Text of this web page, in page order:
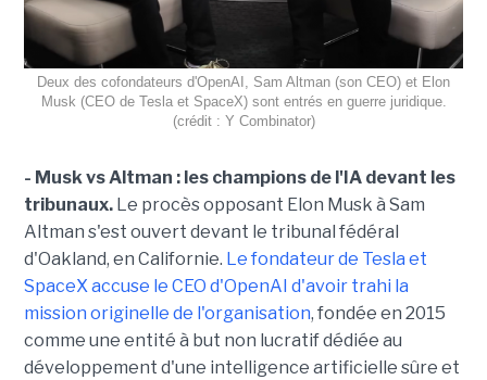
Deux des cofondateurs d'OpenAI, Sam Altman (son CEO) et Elon
Musk (CEO de Tesla et SpaceX) sont entrés en guerre juridique.
(crédit : Y Combinator)
- Musk vs Altman : les champions de l'IA devant les
tribunaux.Le procès opposant Elon Musk à Sam
Altman s'est ouvert devant le tribunal fédéral
d'Oakland, en Californie. Le fondateur de Tesla et
SpaceX accuse le CEO d'OpenAI d'avoir trahi la
mission originelle de l'organisation, fondée en 2015
comme une entité à but non lucratif dédiée au
développement d'une intelligence artificielle sûre et